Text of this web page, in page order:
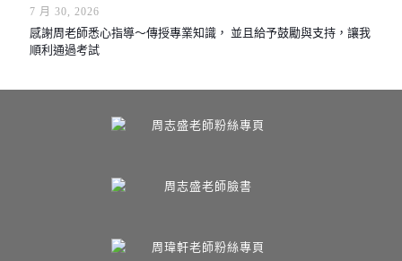
7 月 30, 2026
感謝周老師悉心指導～傳授專業知識， 並且給予鼓勵與支持，讓我
順利通過考試